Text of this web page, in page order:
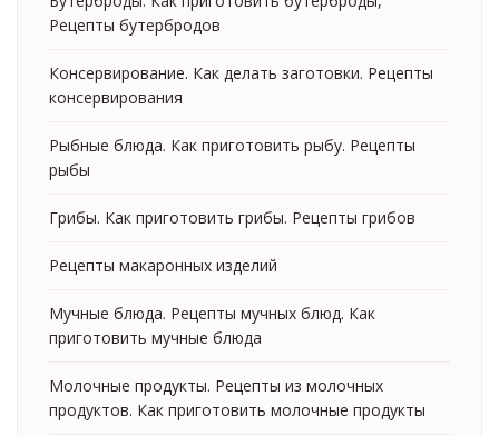
Рецепты бутербродов
Консервирование. Как делать заготовки. Рецепты
консервирования
Рыбные блюда. Как приготовить рыбу. Рецепты
рыбы
Грибы. Как приготовить грибы. Рецепты грибов
Рецепты макаронных изделий
Мучные блюда. Рецепты мучных блюд. Как
приготовить мучные блюда
Молочные продукты. Рецепты из молочных
продуктов. Как приготовить молочные продукты